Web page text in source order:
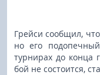
Грейси сообщил,
но его
турнирах до конца
бой не состоится,